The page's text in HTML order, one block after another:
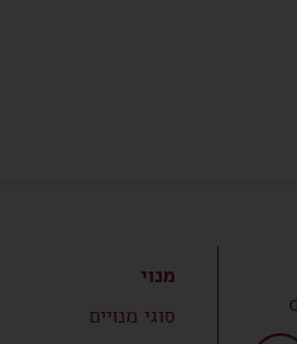
מנוי
סוגי מנויים